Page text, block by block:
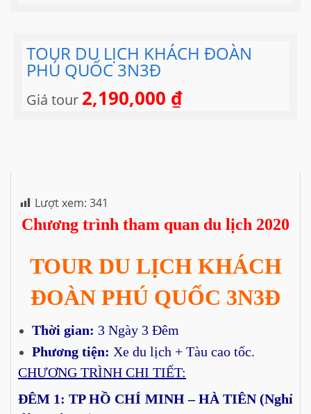
TOUR DU LỊCH KHÁCH ĐOÀN
PHÚ QUỐC 3N3Đ
Giá tour 2,190,000 ₫
Lượt xem: 341
Chương trình tham quan du lịch 2020
TOUR DU LỊCH KHÁCH
ĐOÀN PHÚ QUỐC 3N3Đ
Thời gian: 3 Ngày 3 Đêm
Phương tiện: Xe du lịch + Tàu cao tốc.
CHƯƠNG TRÌNH CHI TIẾT:
ĐÊM 1: TP HỒ CHÍ MINH – HÀ TIÊN (Nghỉ